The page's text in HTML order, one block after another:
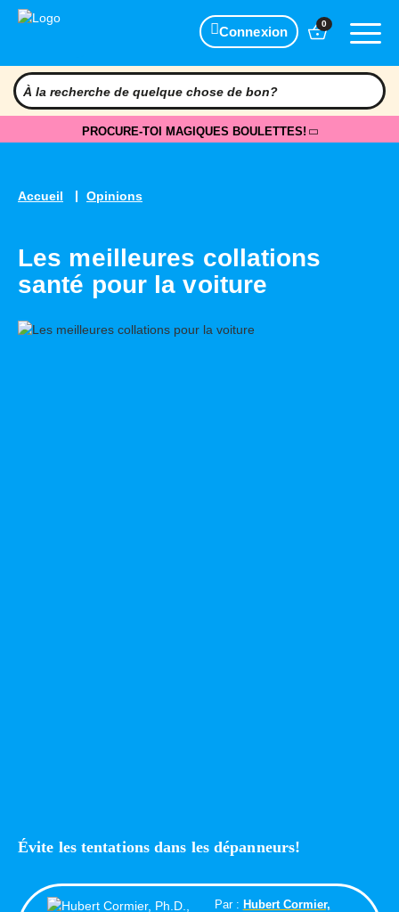
Connexion
0
PROCURE-TOI MAGIQUES BOULETTES!
Accueil Opinions
Les meilleures collations
santé pour la voiture
Évite les tentations dans les dépanneurs!
Par : Hubert Cormier,